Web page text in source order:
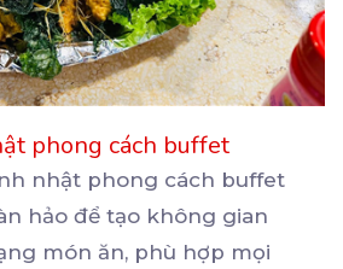
phong cách buffet
nhật phong cách buffet
hảo để tạo không gian
món ăn, phù hợp mọi